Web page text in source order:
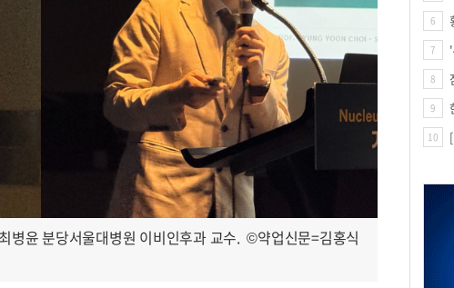
병윤 분당서울대병원 이비인후과 교수. ©약업신문=김홍식
6
7
8
9
10